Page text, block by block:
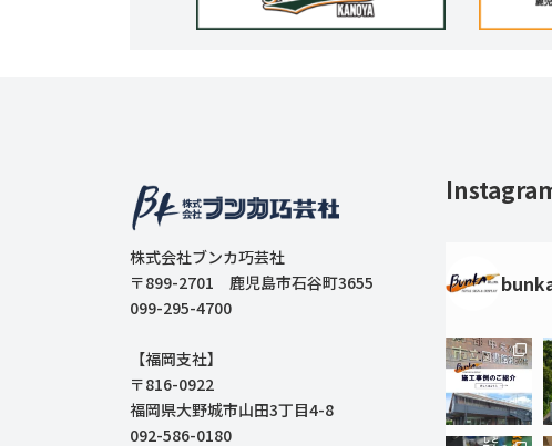
株式会社ブンカ巧芸社
〒899-2701 鹿児島市石谷町3655
099-295-4700
【福岡支社】
〒816-0922
福岡県大野城市山田3丁目4-8
092-586-0180